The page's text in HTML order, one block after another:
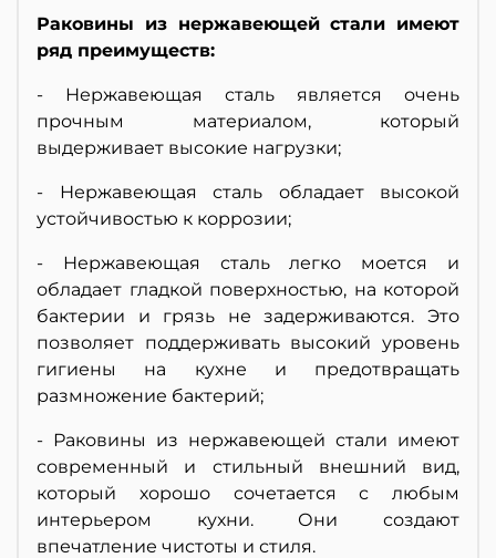
Раковины из нержавеющей стали имеют
ряд преимуществ:
- Нержавеющая сталь является очень
прочным материалом, который
выдерживает высокие нагрузки;
- Нержавеющая сталь обладает высокой
устойчивостью к коррозии;
- Нержавеющая сталь легко моется и
обладает гладкой поверхностью, на которой
бактерии и грязь не задерживаются. Это
позволяет поддерживать высокий уровень
гигиены на кухне и предотвращать
размножение бактерий;
- Раковины из нержавеющей стали имеют
современный и стильный внешний вид,
который хорошо сочетается с любым
интерьером кухни. Они создают
впечатление чистоты и стиля.